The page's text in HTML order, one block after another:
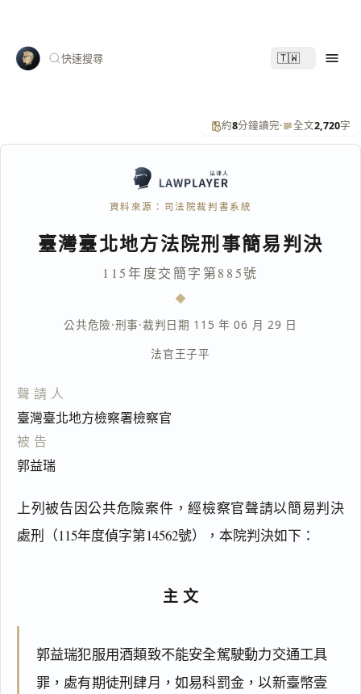
快速搜尋 🇹🇼
約8分鐘讀完· 全文2,720字
資料來源：司法院裁判書系統
臺灣臺北地方法院刑事簡易判決
115年度交簡字第885號
公共危險·刑事·裁判日期 115 年 06 月 29 日
法官王子平
聲請人
臺灣臺北地方檢察署檢察官
被告
郭益瑞
上列被告因公共危險案件，經檢察官聲請以簡易判決
處刑（115年度偵字第14562號），本院判決如下：
主文
郭益瑞犯服用酒類致不能安全駕駛動力交通工具
罪，處有期徒刑肆月，如易科罰金，以新臺幣壹